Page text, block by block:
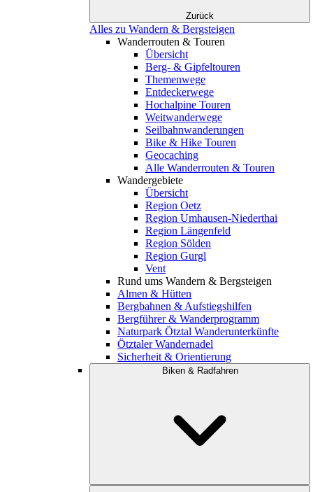
Zurück
Alles zu Wandern & Bergsteigen
Wanderrouten & Touren
Übersicht
Berg- & Gipfeltouren
Themenwege
Entdeckerwege
Hochalpine Touren
Weitwanderwege
Seilbahnwanderungen
Bike & Hike Touren
Geocaching
Alle Wanderrouten & Touren
Wandergebiete
Übersicht
Region Oetz
Region Umhausen-Niederthai
Region Längenfeld
Region Sölden
Region Gurgl
Vent
Rund ums Wandern & Bergsteigen
Almen & Hütten
Bergbahnen & Aufstiegshilfen
Bergführer & Wanderprogramm
Naturpark Ötztal Wanderunterkünfte
Ötztaler Wandernadel
Sicherheit & Orientierung
Biken & Radfahren